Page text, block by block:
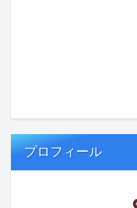
プロフィール